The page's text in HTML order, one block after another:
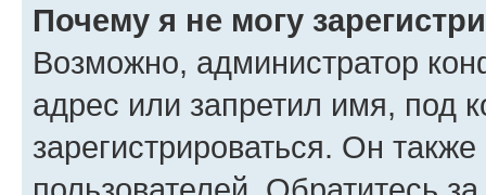
Почему я не могу
Возможно, администратор
адрес или запретил имя, под
зарегистрироваться. Он